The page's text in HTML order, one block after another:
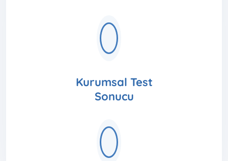
Kurumsal Test
Sonucu